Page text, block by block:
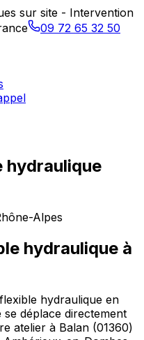
sur site - Intervention
09 72 65 32 50
Alpes
hydraulique à
hydraulique en
déplace directement
atelier à Balan (01360)